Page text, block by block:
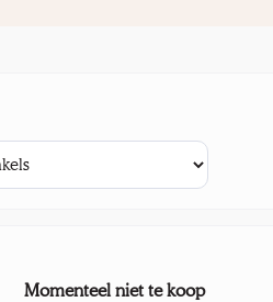
Momenteel niet te koop